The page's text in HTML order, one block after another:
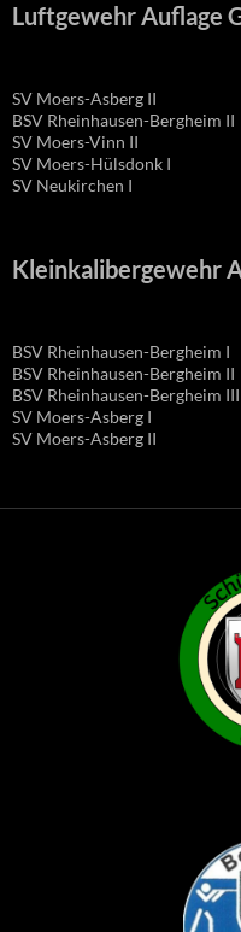
Luftgewehr Auflage
SV Moers-Asberg II
BSV Rheinhausen-Bergheim II
SV Moers-Vinn II
SV Moers-Hülsdonk I
SV Neukirchen I
Kleinkalibergewehr
BSV Rheinhausen-Bergheim I
BSV Rheinhausen-Bergheim II
BSV Rheinhausen-Bergheim III
SV Moers-Asberg I
SV Moers-Asberg II